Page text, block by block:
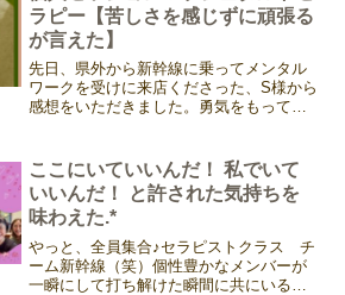
ラピー【苦しさを感じずに頑張る
が言えた】
先日、県外から新幹線に乗ってメンタル
ワークを受けに来店くださった、S様から
感想をいただきました。勇気をもってく
ョンでも必要を感じたらお散歩ワークも
取り入れています。タイ...
ここにいていいんだ！ 私でいて
いいんだ！ と許された気持ちを
味わえた.*
やっと、全員集合♪セラピストクラス チ
ーム新幹線（笑）個性豊かなメンバーが
一瞬にして打ち解けた瞬間に共にいるこ